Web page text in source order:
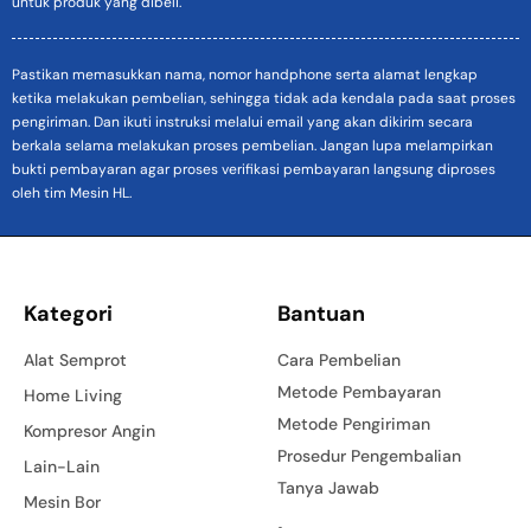
Pastikan memasukkan nama, nomor handphone serta alamat lengkap
ketika melakukan pembelian, sehingga tidak ada kendala pada saat proses
pengiriman. Dan ikuti instruksi melalui email yang akan dikirim secara
berkala selama melakukan proses pembelian. Jangan lupa melampirkan
bukti pembayaran agar proses verifikasi pembayaran langsung diproses
oleh tim Mesin HL.
Kategori
Alat Semprot
Home Living
Kompresor Angin
Lain-Lain
Mesin Bor
Bantuan
Cara Pembelian
Metode Pembayaran
Metode Pengiriman
Prosedur Pengembalian
Tanya Jawab